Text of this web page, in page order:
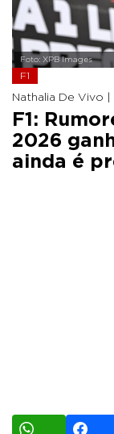
Foto: XPB Images
F1
Nathalia De Vivo |
F1:
2026
ainda é